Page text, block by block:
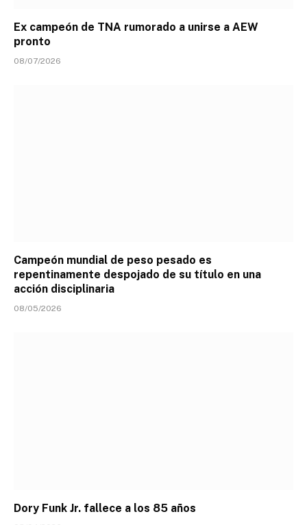
Ex campeón de TNA rumorado a unirse a AEW
pronto
08/07/2026
Campeón mundial de peso pesado es
repentinamente despojado de su título en una
acción disciplinaria
08/05/2026
Dory Funk Jr. fallece a los 85 años